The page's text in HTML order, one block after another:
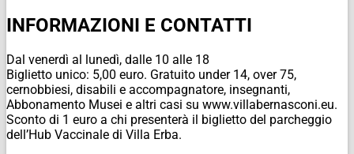
INFORMAZIONI E CONTATTI
Dal venerdì al lunedì, dalle 10 alle 18
Biglietto unico: 5,00 euro. Gratuito under 14, over 75,
cernobbiesi, disabili e accompagnatore, insegnanti,
Abbonamento Musei e altri casi su www.villabernasconi.eu.
Sconto di 1 euro a chi presenterà il biglietto del parcheggio
dell’Hub Vaccinale di Villa Erba.